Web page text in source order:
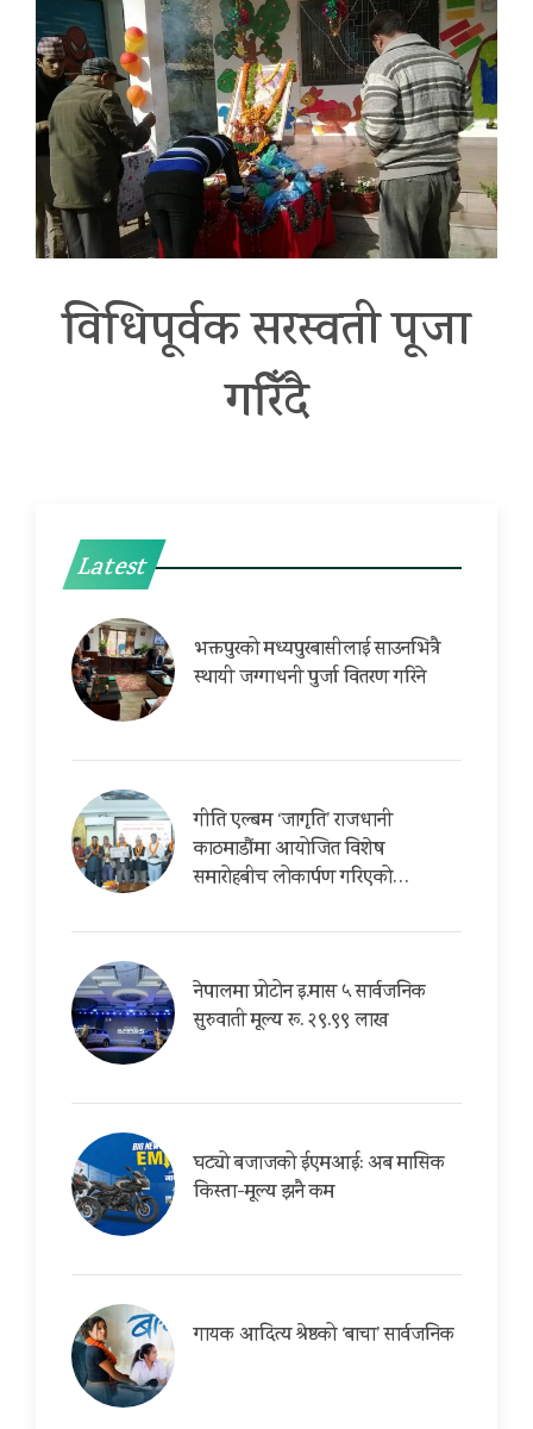
विधिपूर्वक सरस्वती पूजा
गरिँदै
Latest
भक्तपुरको मध्यपुरबासीलाई साउनभित्रै
स्थायी जग्गाधनी पुर्जा वितरण गरिने
गीति एल्बम ‘जागृति’ राजधानी
काठमाडौंमा आयोजित विशेष
समारोहबीच लोकार्पण गरिएको…
नेपालमा प्रोटोन इ.मास ५ सार्वजनिक
सुरुवाती मूल्य रू. २९.९९ लाख
घट्यो बजाजको ईएमआई: अब मासिक
किस्ता-मूल्य झनै कम
गायक आदित्य श्रेष्ठको ‘बाचा’ सार्वजनिक